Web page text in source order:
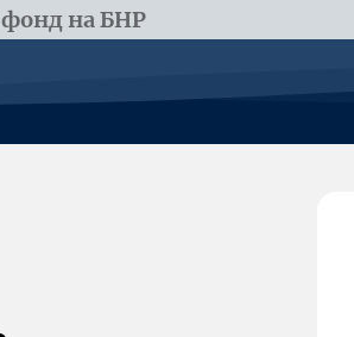
на БНР